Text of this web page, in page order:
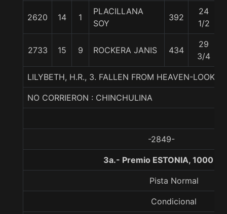
2620 14 1
PLACILLANA
SOY
392
24
1/2
2733 15 9 ROCKERA JANIS 434
29
3/4
LILYBETH, H.R., 3. FALLEN FROM HEAVEN-LOOK
NO CORRIERON : CHINCHULINA
-2849-
3a.- Premio ESTONIA, 1000
Pista Normal
Condicional